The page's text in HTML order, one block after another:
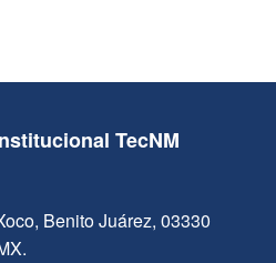
TecNM
Benito Juárez, 03330